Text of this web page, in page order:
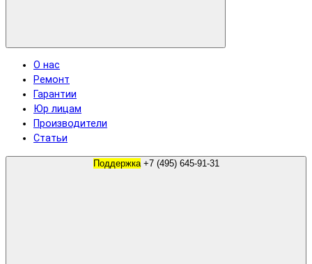
О нас
Ремонт
Гарантии
Юр лицам
Производители
Статьи
Поддержка